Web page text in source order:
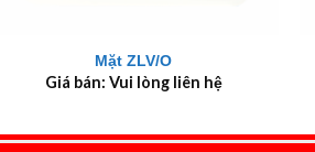
Mặt ZLV/O
Giá bán: Vui lòng liên hệ